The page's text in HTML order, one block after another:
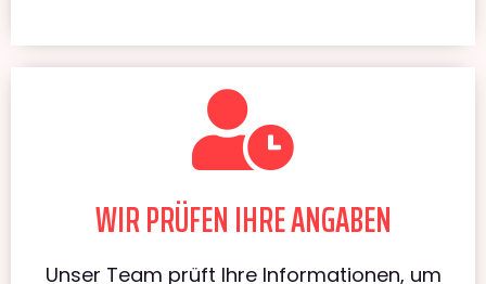
WIR PRÜFEN IHRE ANGABEN
Unser Team prüft Ihre Informationen, um